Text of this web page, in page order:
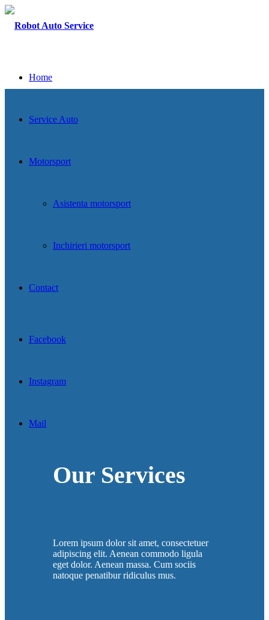
Home
Service Auto
Motorsport
Asistenta motorsport
Inchirieri motorsport
Contact
Facebook
Instagram
Mail
Our Services
Lorem ipsum dolor sit amet, consectetuer
adipiscing elit. Aenean commodo ligula
eget dolor. Aenean massa. Cum sociis
natoque penatibur ridiculus mus.